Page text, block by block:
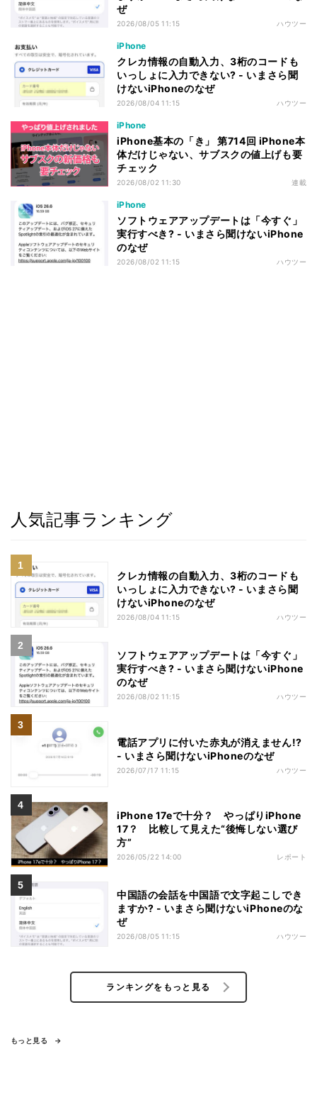
ぜ
2026/08/05 11:15 ハウツー
iPhone
クレカ情報の自動入力、3桁のコードも
いっしょに入力できない? - いまさら聞
けないiPhoneのなぜ
2026/08/04 11:15 ハウツー
iPhone
iPhone基本の「き」 第714回 iPhone本
体だけじゃない、サブスクの値上げも要
チェック
2026/08/02 11:30 連載
iPhone
ソフトウェアアップデートは「今すぐ」
実行すべき? - いまさら聞けないiPhone
のなぜ
2026/08/02 11:15 ハウツー
人気記事ランキング
クレカ情報の自動入力、3桁のコードも
いっしょに入力できない? - いまさら聞
けないiPhoneのなぜ
2026/08/04 11:15 ハウツー
ソフトウェアアップデートは「今すぐ」
実行すべき? - いまさら聞けないiPhone
のなぜ
2026/08/02 11:15 ハウツー
電話アプリに付いた赤丸が消えません!?
- いまさら聞けないiPhoneのなぜ
2026/07/17 11:15 ハウツー
iPhone 17eで十分？ やっぱりiPhone
17？ 比較して見えた“後悔しない選び
方”
2026/05/22 14:00 レポート
中国語の会話を中国語で文字起こしでき
ますか? - いまさら聞けないiPhoneのな
ぜ
2026/08/05 11:15 ハウツー
ランキングをもっと見る
もっと見る